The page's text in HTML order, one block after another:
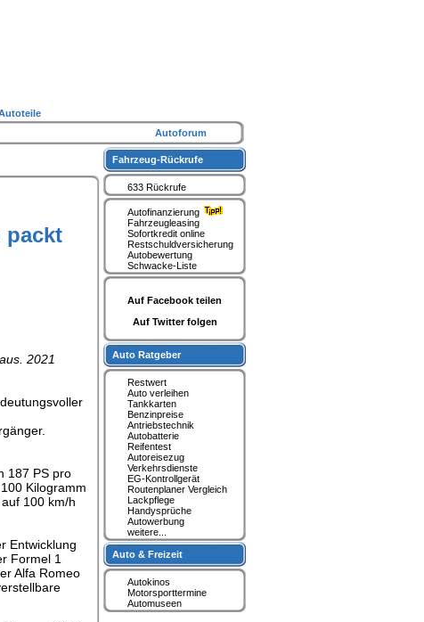
packt
2021
187 PS pro
Kilogramm
100 km/h
Entwicklung
Formel 1
Alfa Romeo
Fahrzeug-Rückrufe
633 Rückrufe
Autofinanzierung
Fahrzeugleasing
Sofortkredit online
Restschuldversicherung
Autobewertung
Schwacke-Liste
Auf Facebook teilen
Auf Twitter folgen
Auto Ratgeber
Restwert
Auto verleihen
Tankkarten
Benzinpreise
Antriebstechnik
Autobatterie
Reifentest
Autoreisezug
Verkehrsdienste
EG-Kontrollgerät
Routenplaner Vergleich
Lackpflege
Handysprüche
Autowerbung
weitere...
Auto & Freizeit
Autokinos
Motorsporttermine
Automuseen
Autoforum